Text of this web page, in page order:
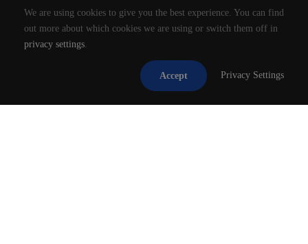
Política de Cookies
AIRMAN SERVICIOS DE RESTAURACION S.L.
TODOS LOS DERECHOS RESERVADOS.
We are using cookies to give you the best experience. You can find
out more about which cookies we are using or switch them off in
privacy settings.
Accept Privacy Settings